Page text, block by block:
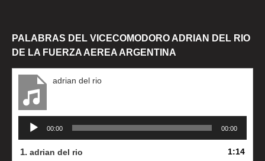
PALABRAS DEL VICECOMODORO ADRIAN DEL RIO
DE LA FUERZA AEREA ARGENTINA
adrian del rio
Reproductor
audio
00:00 00:00
1. adrian del rio 1:14